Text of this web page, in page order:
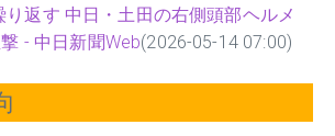
返す 中日・土田の右側頭部ヘルメ
- 中日新聞Web(2026-05-14 07:00)